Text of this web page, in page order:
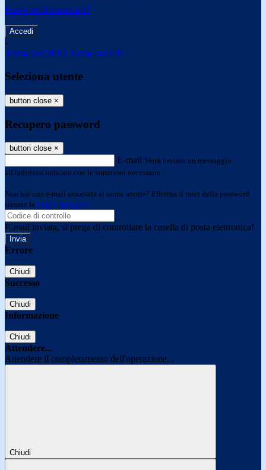
Password dimenticata?
-
Entra con SPID Entra con CIE
Seleziona utente
button close ×
Recupero password
button close ×
E-mail Verrà inviato un messaggio
all'indirizzo indicato con le istruzioni necessarie.
Non hai una e-mail associata al nome utente? Effettua il reset della password
tramite la Login Spaggiari
E-mail inviata, si prega di controllare la casella di posta elettronica!
Errore
Chiudi
Successo
Chiudi
Informazione
Chiudi
Attendere...
Attendere il completamento dell'operazione...
Chiudi